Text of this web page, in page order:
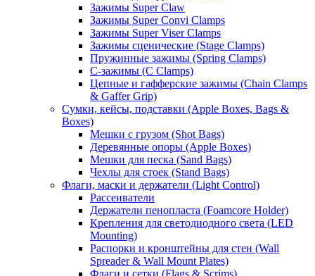
Зажимы Super Claw
Зажимы Super Convi Clamps
Зажимы Super Viser Clamps
Зажимы сценические (Stage Clamps)
Пружинные зажимы (Spring Clamps)
С-зажимы (C Clamps)
Цепные и гафферские зажимы (Chain Clamps
& Gaffer Grip)
Сумки, кейсы, подставки (Apple Boxes, Bags &
Boxes)
Мешки с грузом (Shot Bags)
Деревянные опоры (Apple Boxes)
Мешки для песка (Sand Bags)
Чехлы для стоек (Stand Bags)
Флаги, маски и держатели (Light Control)
Рассеиватели
Держатели пенопласта (Foamcore Holder)
Крепления для светодиодного света (LED
Mounting)
Распорки и кронштейны для стен (Wall
Spreader & Wall Mount Plates)
Флаги и сетки (Flags & Scrims)